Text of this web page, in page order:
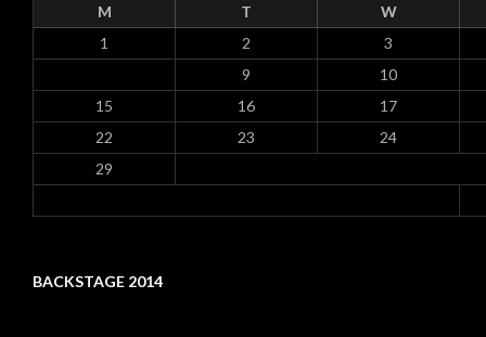
M T
W
1
2
3
9
10
15
16
17
22
23
24
29
BACKSTAGE 2014